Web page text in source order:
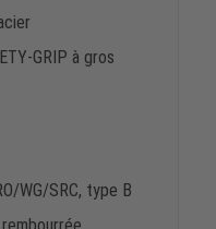
GRIP à gros
WG/SRC, type B